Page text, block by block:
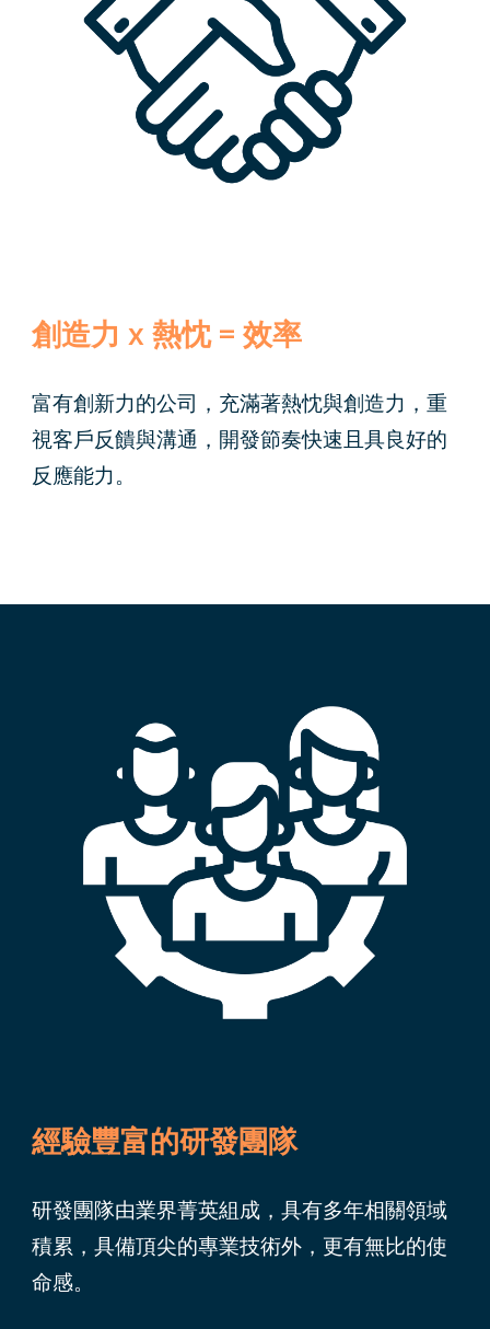
創造力 x 熱忱 = 效率
富有創新力的公司，充滿著熱忱與創造力，重
視客戶反饋與溝通，開發節奏快速且具良好的
反應能力。
經驗豐富的研發團隊
研發團隊由業界菁英組成，具有多年相關領域
積累，具備頂尖的專業技術外， 更有無比的使
命感。